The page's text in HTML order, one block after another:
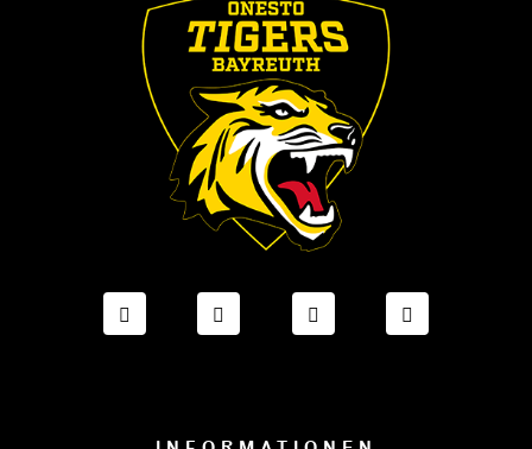
FACEBOOK ONESTO TIGERS BAYREUTH
INSTAGRAM ONESTO TIGERS
TIKTOK ONESTO